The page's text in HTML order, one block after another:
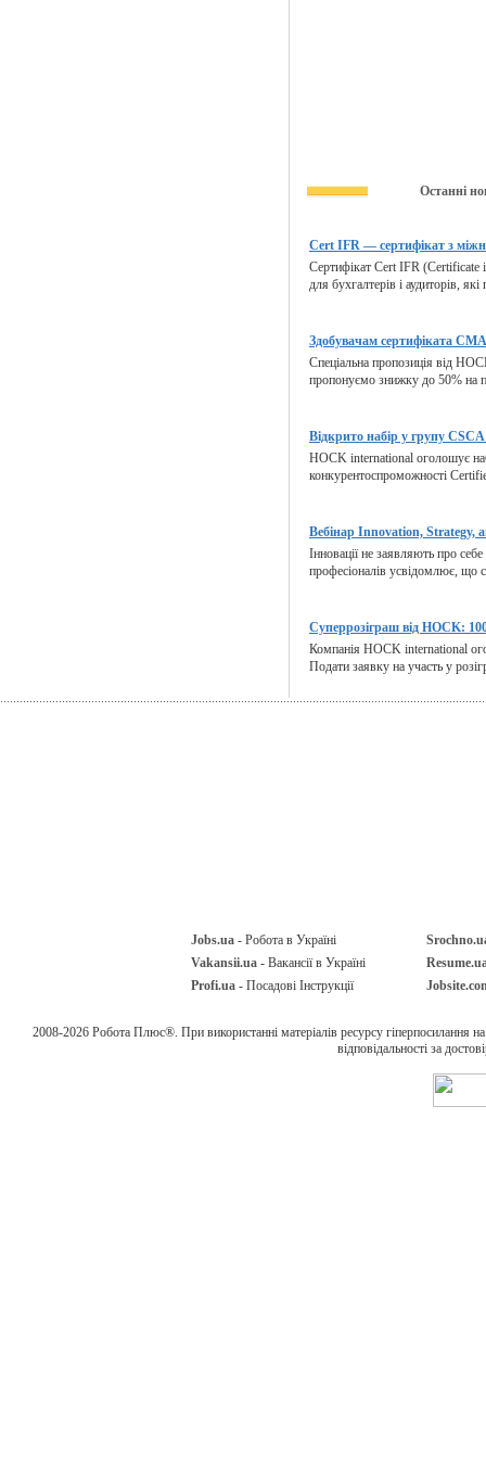
Останні
Cert IFR — сертифікат з
Сертифікат Cert IFR
для бухгалтерів і аудиторів,
Здобувачам сертифіката
Спеціальна пропозиція від
пропонуємо знижку до 50% на
Відкрито набір у групу
HOCK international оголошує
конкурентоспроможності
Вебінар Innovation, Strategy,
Інновації не заявляють про
професіоналів усвідомлює, що
Суперрозіграш від HOCK:
Компанія HOCK international
Подати заявку на участь у
Jobs.ua - Робота в Україні
Vakansii.ua - Вакансії в Україні
Profi.ua - Посадові Інструкції
2008-2026 Робота Плюс®. При використанні матеріалів ресурсу гіперпосилання
відповідальності за